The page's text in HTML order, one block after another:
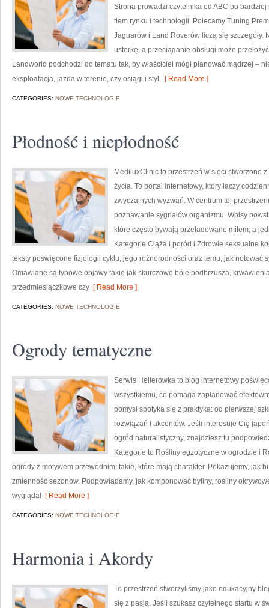
Strona prowadzi czytelnika od ABC po
tłem rynku i technologii. Polecamy Tuning
Jaguarów i Land Roverów liczą się
usterkę, a przeciąganie obsługi może
Landworld podchodzi do tematu tak, by właściciel mógł planować mądrzej –
eksploatacja, jazda w terenie, czy osiągi i styl. [ Read More ]
CATEGORIES: NOWE TECHNOLOGIE
Płodność i niepłodność
MediluxClinic to przestrzeń w sieci stworzone
życia. To portal internetowy, który łączy
zwyczajnych wyzwań. W centrum tej
poznawanie sygnałów organizmu. Wpisy
które często bywają przeładowane mitem, a
Kategorie Ciąża i poród i Zdrowie seksualne
teksty poświęcone fizjologii cyklu, jego różnorodności oraz temu, jak notować
Omawiane są typowe objawy takie jak skurczowe bóle podbrzusza,
przedmiesiączkowe czy [ Read More ]
CATEGORIES: NOWE TECHNOLOGIE
Ogrody tematyczne
Serwis Hellerówka to blog internetowy
wszystkiemu, co pomaga zaplanować
pomysł spotyka się z praktyką: od pierwszej
rozwiązań i akcentów. Jeśli interesuje Cię
ogród naturalistyczny, znajdziesz tu
Kategorie to Rośliny egzotyczne w ogrodzie i
ogrody z motywem przewodnim: takie, które mają charakter. Pokazujemy, jak
zmienność sezonów. Podpowiadamy, jak komponować byliny, rośliny
wyglądał [ Read More ]
CATEGORIES: NOWE TECHNOLOGIE
Harmonia i Akordy
To przestrzeń stworzyliśmy jako edukacyjny
się z pasją. Jeśli szukasz czytelnego startu w